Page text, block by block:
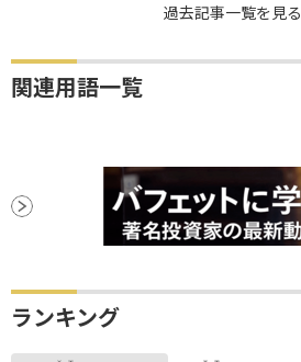
過去記事一覧を見る
関連用語一覧
ランキング